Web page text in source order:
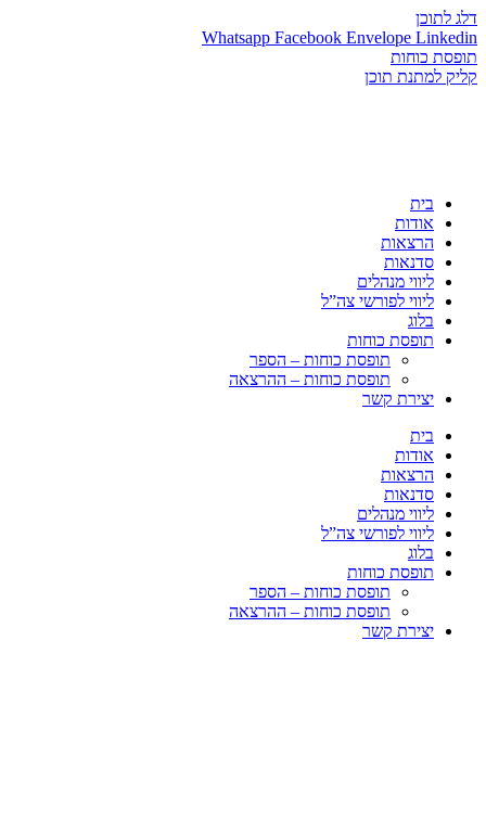
דלג לתוכן
Whatsapp Facebook Envelope Linkedin
תופסת כוחות
קליק למתנת תוכן
בית
אודות
הרצאות
סדנאות
ליווי מנהלים
ליווי לפורשי צה”ל
בלוג
תופסת כוחות
תופסת כוחות – הספר
תופסת כוחות – ההרצאה
יצירת קשר
בית
אודות
הרצאות
סדנאות
ליווי מנהלים
ליווי לפורשי צה”ל
בלוג
תופסת כוחות
תופסת כוחות – הספר
תופסת כוחות – ההרצאה
יצירת קשר